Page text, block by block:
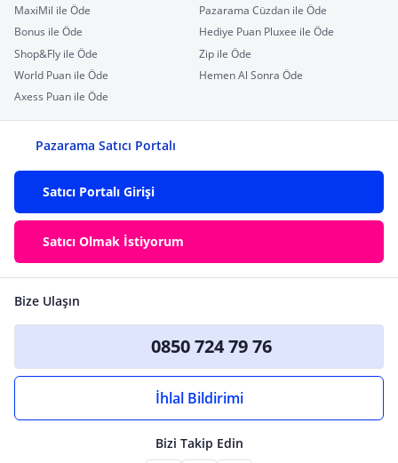
MaxiMil ile Öde
Pazarama Cüzdan ile Öde
Bonus ile Öde
Hediye Puan Pluxee ile Öde
Shop&Fly ile Öde
Zip ile Öde
World Puan ile Öde
Hemen Al Sonra Öde
Axess Puan ile Öde
Pazarama Satıcı Portalı
Satıcı Portalı Girişi
Satıcı Olmak İstiyorum
Bize Ulaşın
0850 724 79 76
İhlal Bildirimi
Bizi Takip Edin